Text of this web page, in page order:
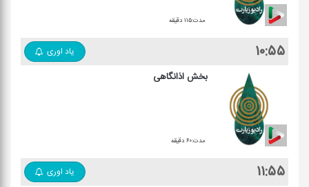
مدت:۱۱۵ دقیقه
۱۰:۵۵ یاد اوری
بخش اذانگاهی
مدت:۶۰ دقیقه
۱۱:۵۵ یاد اوری